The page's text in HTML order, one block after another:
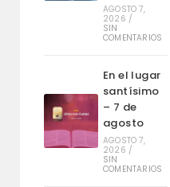
AGOSTO 7,
2026 /
SIN
COMENTARIOS
En el lugar
santísimo
– 7 de
agosto
AGOSTO 7,
2026 /
SIN
COMENTARIOS